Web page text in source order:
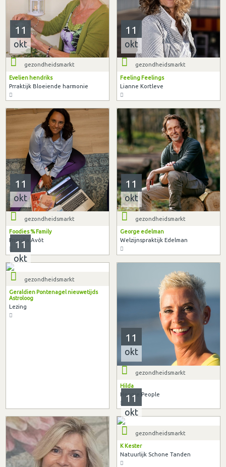
11
okt
gezondheidsmarkt
Evelien hendriks
Prraktijk Bloeiende harmonie
11
okt
gezondheidsmarkt
Feeling Feelings
Lianne Kortleve
11
okt
gezondheidsmarkt
Foodies % Family
Priscilla Avôt
11
okt
gezondheidsmarkt
George edelman
Welzijnspraktijk Edelman
11
okt
gezondheidsmarkt
Geraldien Pontenagel nieuwetijds
Astroloog
Lezing
11
okt
gezondheidsmarkt
Hilda
Heppie People
11
okt
gezondheidsmarkt
K Kester
Natuurlijk Schone Tanden